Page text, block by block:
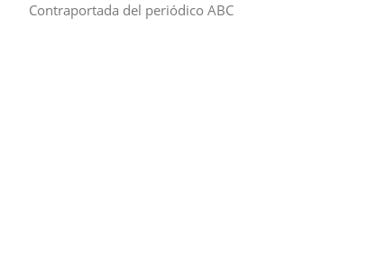
Contraportada del periódico ABC